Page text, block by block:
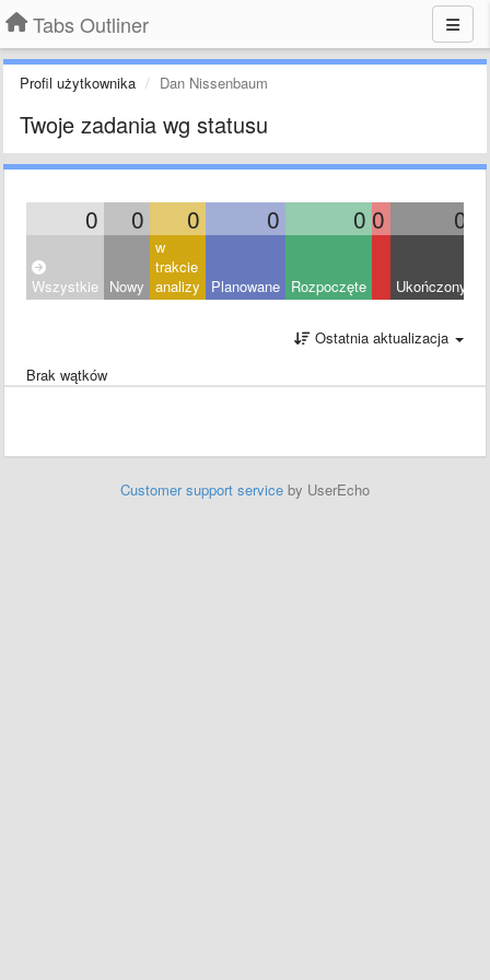
Tabs Outliner
Profil użytkownika Dan Nissenbaum
Twoje zadania wg statusu
0 0 0 0 0 0 0
Wszystkie Nowy
w
trakcie
analizy
Planowane Rozpoczęte Ukończony
Ostatnia aktualizacja
Brak wątków
Customer support service by UserEcho